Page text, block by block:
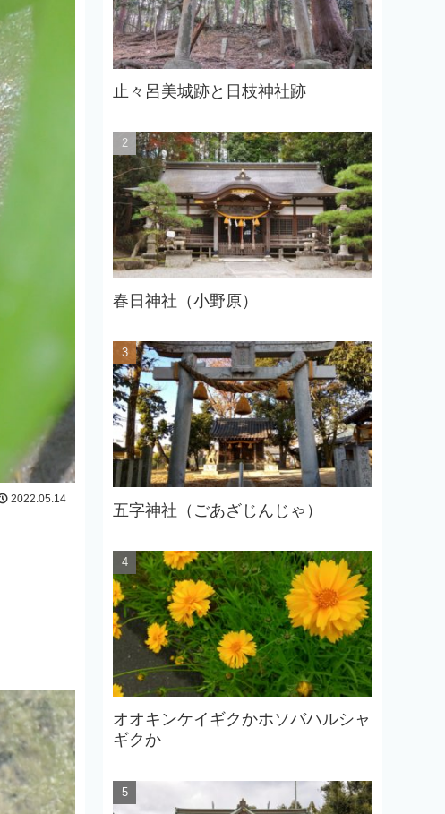
2022.05.14
止々呂美城跡と日枝神社跡
春日神社（小野原）
五字神社（ごあざじんじゃ）
オオキンケイギクかホソバハルシャ
ギクか